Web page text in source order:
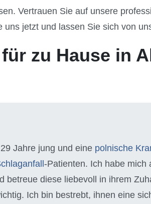
Vertrauen Sie auf unsere
jetzt und lassen Sie sich von
zu Hause in
Jahre jung und eine polnische
-Patienten. Ich habe mich
betreue diese liebevoll in ihrem
Ich bin bestrebt, ihnen eine